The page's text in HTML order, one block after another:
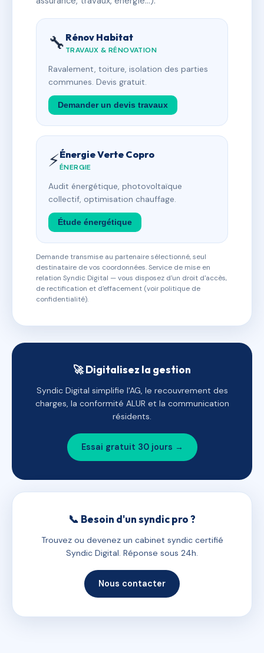
🔧 Rénov Habitat
TRAVAUX & RÉNOVATION
Ravalement, toiture, isolation des parties
communes. Devis gratuit.
Demander un devis travaux
⚡Énergie Verte Copro
ÉNERGIE
Audit énergétique, photovoltaïque
collectif, optimisation chauffage.
Étude énergétique
Demande transmise au partenaire sélectionné, seul
destinataire de vos coordonnées. Service de mise en
relation Syndic Digital — vous disposez d'un droit d'accès,
de rectification et d'effacement (voir politique de
confidentialité).
🚀 Digitalisez la gestion
Syndic Digital simplifie l'AG, le recouvrement des
charges, la conformité ALUR et la communication
résidents.
Essai gratuit 30 jours →
📞 Besoin d'un syndic pro ?
Trouvez ou devenez un cabinet syndic certifié
Syndic Digital. Réponse sous 24h.
Nous contacter